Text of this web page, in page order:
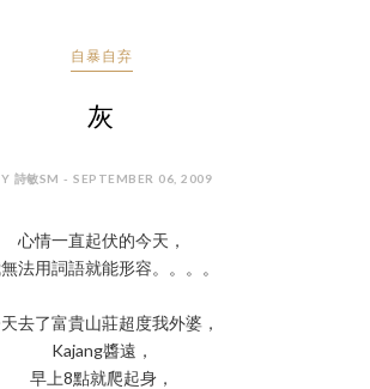
自暴自弃
灰
詩敏SM - SEPTEMBER 06, 2009
心情一直起伏的今天，
法用詞語就能形容。。。。
去了富貴山莊超度我外婆，
Kajang醬遠，
早上8點就爬起身，